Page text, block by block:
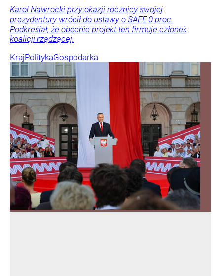
Karol Nawrocki przy okazji rocznicy swojej
prezydentury wrócił do ustawy o SAFE 0 proc.
Podkreślał, że obecnie projekt ten firmuje członek
koalicji rządzącej.
KrajPolitykaGospodarka